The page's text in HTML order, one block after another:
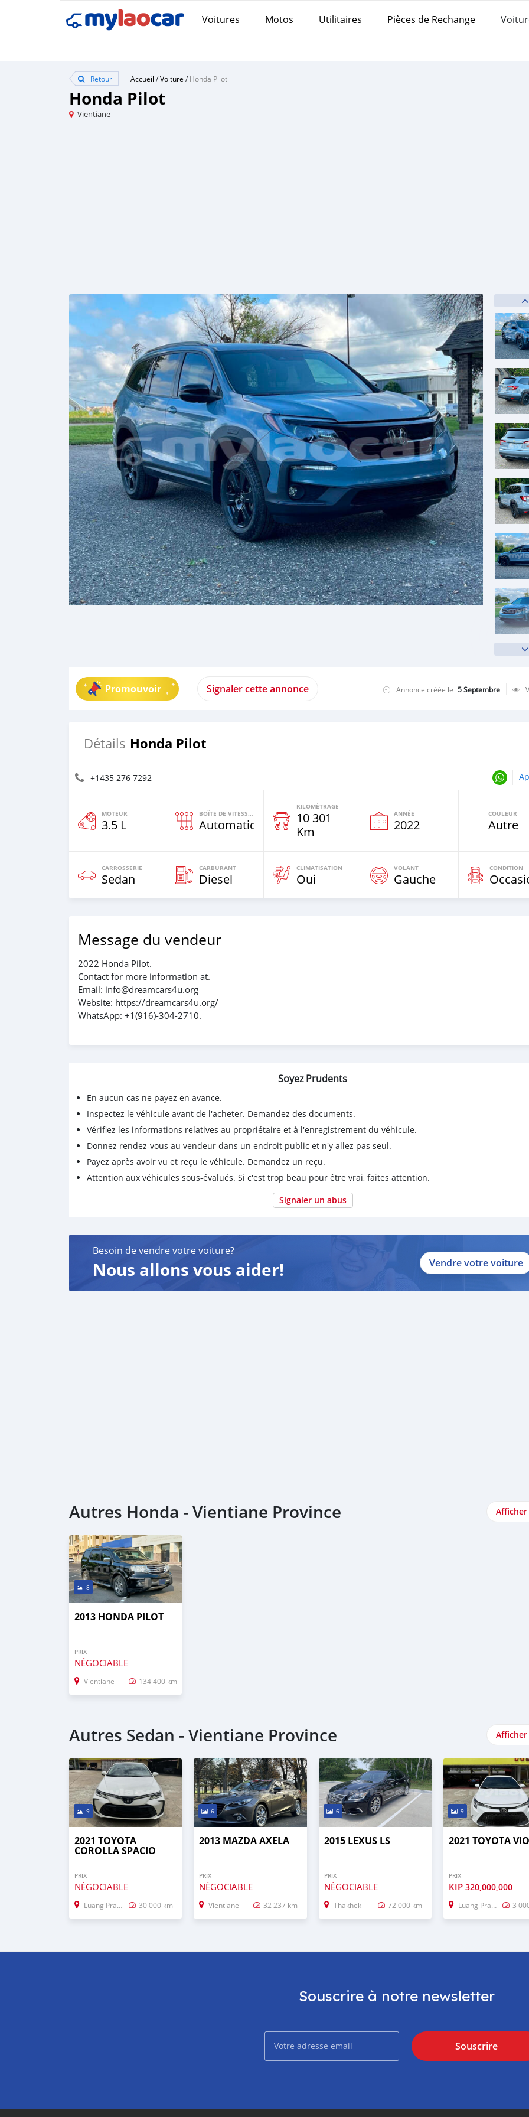
Voitures Motos Utilitaires Pièces de Rechange
Retour Accueil /Voiture /Honda Pilot
Honda Pilot
Vientiane
Promouvoir Signaler cette annonce Annonce créée le 5 Septembre
Détails Honda Pilot
+1435 276 7292
MOTEUR
3.5 L
BOÎTE DE VITESSES
Automatique
KILOMÉTRAGE
10 301
Km
ANNÉE
2022
COULEUR
Autre
CARROSSERIE
Sedan
CARBURANT
Diesel
CLIMATISATION
Oui
VOLANT
Gauche
CONDITION
Message du vendeur
2022 Honda Pilot.
Contact for more information at.
Email: info@dreamcars4u.org
Website: https://dreamcars4u.org/
WhatsApp: +1(916)-304-2710.
Soyez Prudents
En aucun cas ne payez en avance.
Inspectez le véhicule avant de l'acheter. Demandez des documents.
Vérifiez les informations relatives au propriétaire et à l'enregistrement du véhicule.
Donnez rendez-vous au vendeur dans un endroit public et n'y allez pas seul.
Payez après avoir vu et reçu le véhicule. Demandez un reçu.
Attention aux véhicules sous-évalués. Si c'est trop beau pour être vrai, faites attention.
Signaler un abus
Besoin de vendre votre voiture?
Nous allons vous aider! Vendre votre voiture
Autres Honda - Vientiane Province
8
2013 HONDA PILOT
PRIX
NÉGOCIABLE
Vientiane 134 400 km
Autres Sedan - Vientiane Province
9
2021 TOYOTA
COROLLA SPACIO
PRIX
NÉGOCIABLE
Luang Prabang 30 000 km
6
2013 MAZDA AXELA
PRIX
NÉGOCIABLE
Vientiane 32 237 km
6
2015 LEXUS LS
PRIX
NÉGOCIABLE
Thakhek 72 000 km
9
2021 TOYOTA
PRIX
KIP 320,000,000
Luang Prabang 3
Souscrire à notre newsletter
Souscrire